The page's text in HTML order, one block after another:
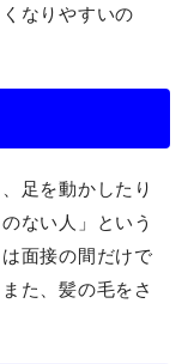
なりやすいの
足を動かしたり
ない人」という
面接の間だけで
た、髪の毛をさ